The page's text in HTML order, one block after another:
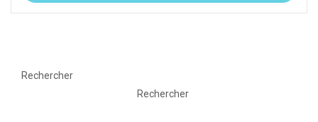
Rechercher
Rechercher